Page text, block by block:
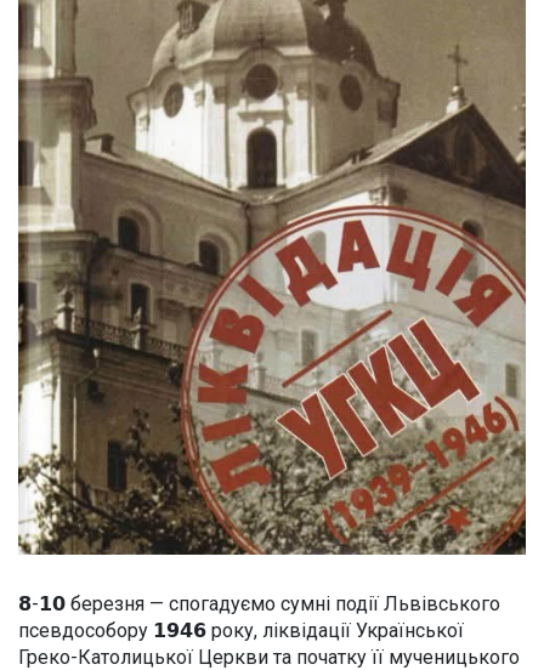
𝟴-𝟭𝟬 березня — спогадуємо сумні події Львівського
псевдособору 𝟭𝟵𝟰𝟲 року, ліквідації Української
Греко-Католицької Церкви та початку її мученицького